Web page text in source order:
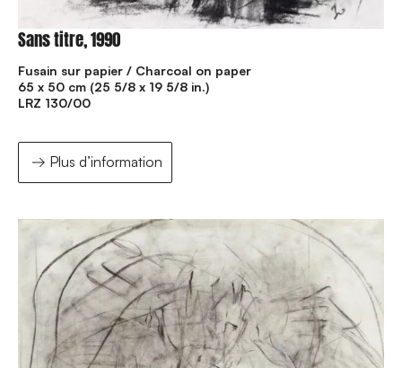
Sans titre, 1990
Fusain sur papier / Charcoal on paper
65 x 50 cm (25 5/8 x 19 5/8 in.)
LRZ 130/00
Plus d’information